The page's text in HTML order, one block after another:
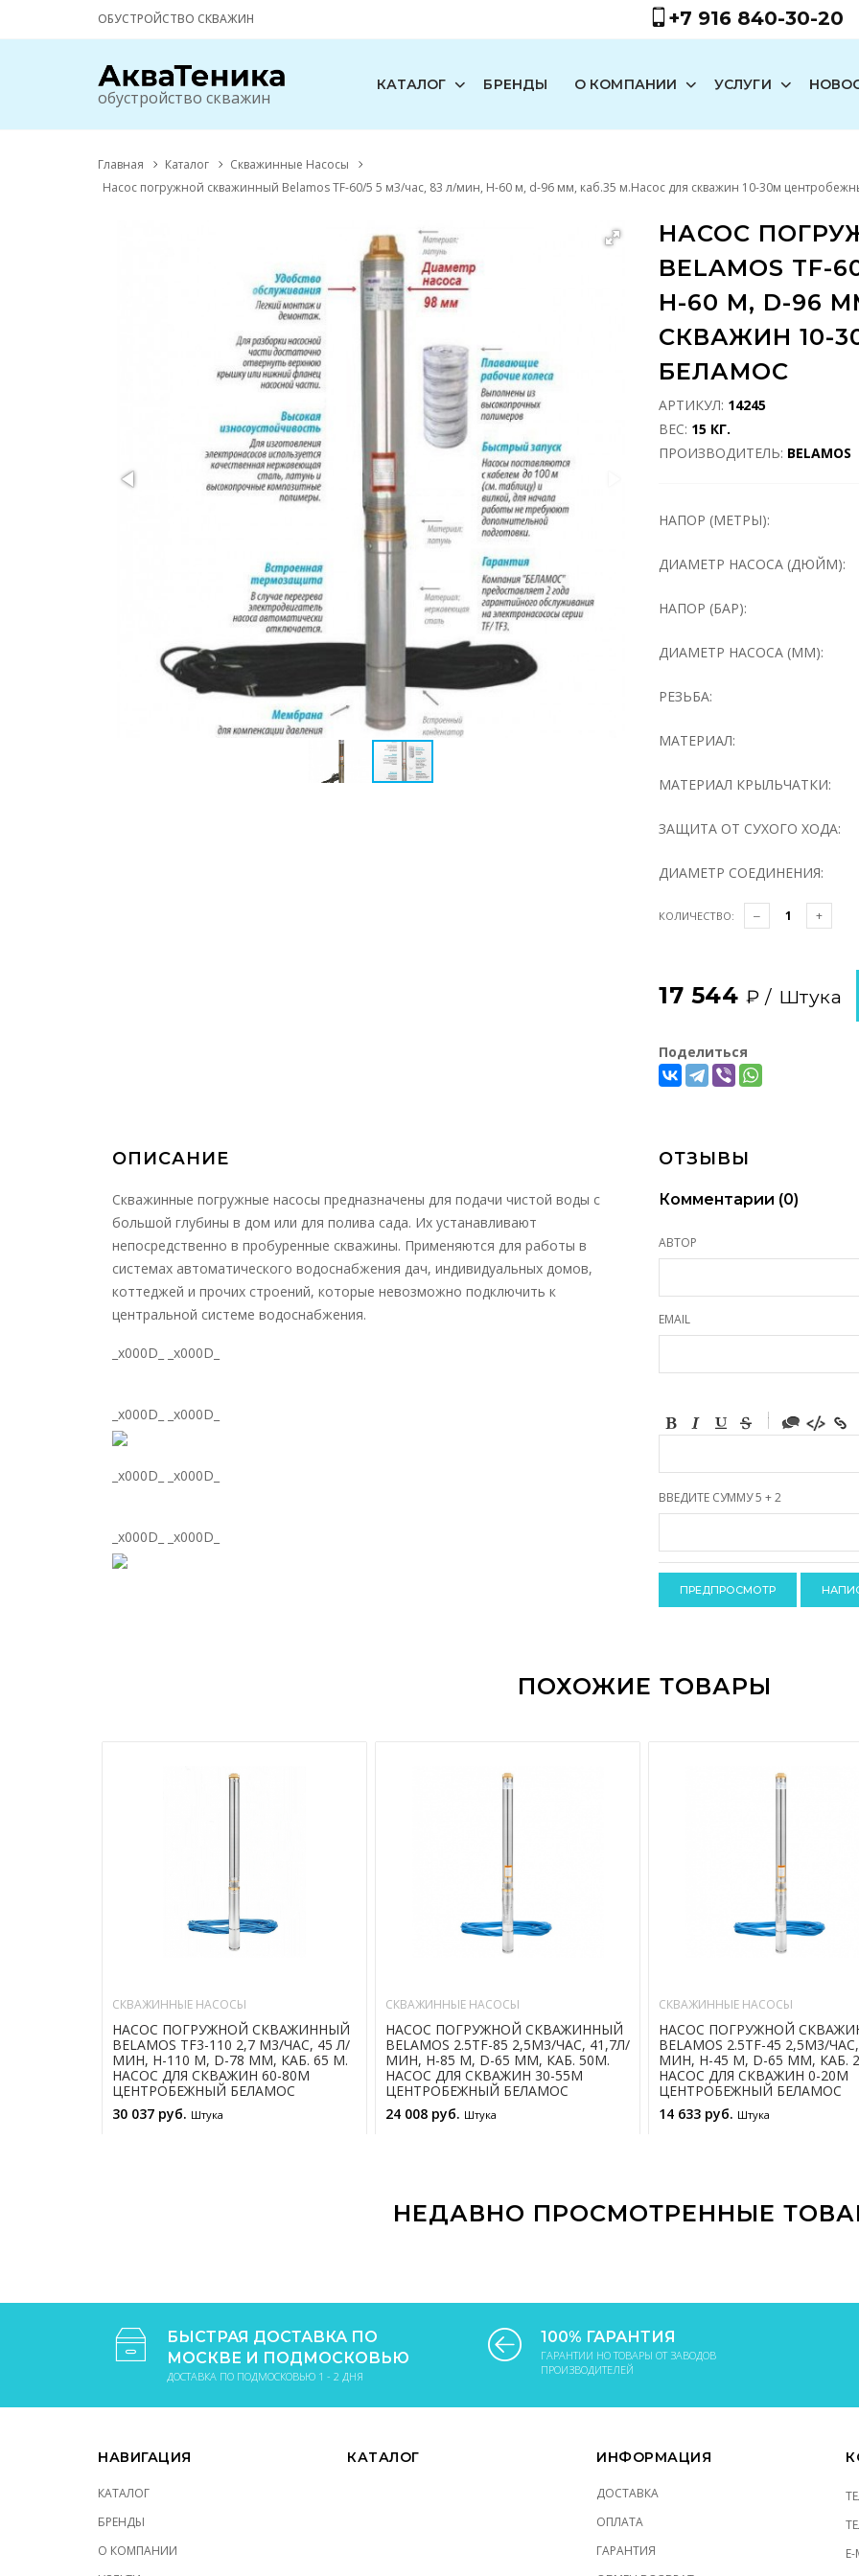
ОБУСТРОЙСТВО СКВАЖИН +7 916 840-30-20
обустройство скважин
КАТАЛОГ БРЕНДЫ О КОМПАНИИ УСЛУГИ
Главная Каталог
Скважинные Насосы
Насос погружной скважинный Belamos TF-60/5 5 м3/час, 83 л/мин, Н-60 м, d-96 мм, каб.35 м.Насос для скважин 10-30м
НАСОС
BELAMOS
Н-60 М, D-96
СКВАЖИН 10-
БЕЛАМОС
АРТИКУЛ: 14245
ВЕС: 15 КГ.
ПРОИЗВОДИТЕЛЬ: BELAMOS
НАПОР (МЕТРЫ):
ДИАМЕТР НАСОСА (ДЮЙМ):
НАПОР (БАР):
ДИАМЕТР НАСОСА (ММ):
РЕЗЬБА:
МАТЕРИАЛ:
МАТЕРИАЛ КРЫЛЬЧАТКИ:
ЗАЩИТА ОТ СУХОГО ХОДА:
ДИАМЕТР СОЕДИНЕНИЯ:
КОЛИЧЕСТВО:
17 544 ₽ / Штука
Поделиться
ОПИСАНИЕ
Cкважинные погружные насосы предназначены для подачи чистой воды с
большой глубины в дом или для полива сада. Их устанавливают
непосредственно в пробуренные скважины. Применяются для работы в
системах автоматического водоснабжения дач, индивидуальных домов,
коттеджей и прочих строений, которые невозможно подключить к
центральной системе водоснабжения.
_x000D_ _x000D_
_x000D_ _x000D_
_x000D_ _x000D_
_x000D_ _x000D_
ОТЗЫВЫ
Комментарии (0)
АВТОР
EMAIL
-
-
-
-
-
-
ВВЕДИТЕ СУММУ 5 + 2
ПОХОЖИЕ ТОВАРЫ
СКВАЖИННЫЕ НАСОСЫ
НАСОС ПОГРУЖНОЙ СКВАЖИННЫЙ
BELAMOS TF3-110 2,7 М3/ЧАС, 45 Л/
МИН, Н-110 М, D-78 ММ, КАБ. 65 М.
НАСОС ДЛЯ СКВАЖИН 60-80М
ЦЕНТРОБЕЖНЫЙ БЕЛАМОС
30 037 руб. Штука
СКВАЖИННЫЕ НАСОСЫ
НАСОС ПОГРУЖНОЙ СКВАЖИННЫЙ
BELAMOS 2.5TF-85 2,5М3/ЧАС, 41,7Л/
МИН, Н-85 М, D-65 ММ, КАБ. 50М.
НАСОС ДЛЯ СКВАЖИН 30-55М
ЦЕНТРОБЕЖНЫЙ БЕЛАМОС
24 008 руб. Штука
СКВАЖИННЫЕ НАСОСЫ
НАСОС ПОГРУЖНОЙ
BELAMOS 2.5TF-45 2,5М3/
МИН, Н-45 М, D-65 ММ, КАБ.
НАСОС ДЛЯ СКВАЖИН 0-20М
ЦЕНТРОБЕЖНЫЙ БЕЛАМОС
14 633 руб. Штука
НЕДАВНО ПРОСМОТРЕННЫЕ
БЫСТРАЯ ДОСТАВКА ПО
МОСКВЕ И ПОДМОСКОВЬЮ
ДОСТАВКА ПО ПОДМОСКОВЬЮ 1 - 2 ДНЯ
100% ГАРАНТИЯ
ГАРАНТИИ НО ТОВАРЫ ОТ ЗАВОДОВ
ПРОИЗВОДИТЕЛЕЙ
НАВИГАЦИЯ
КАТАЛОГ
БРЕНДЫ
О КОМПАНИИ
КАТАЛОГ ИНФОРМАЦИЯ
ДОСТАВКА
ОПЛАТА
ГАРАНТИЯ